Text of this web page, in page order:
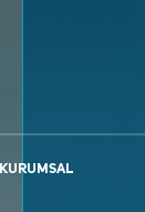
KURUMSAL